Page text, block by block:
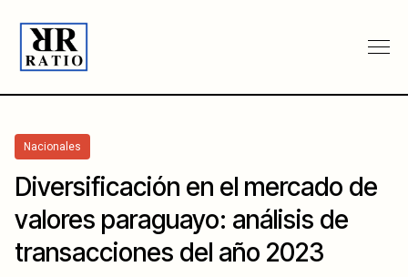
Nacionales
Diversificación en el mercado de
valores paraguayo: análisis de
transacciones del año 2023